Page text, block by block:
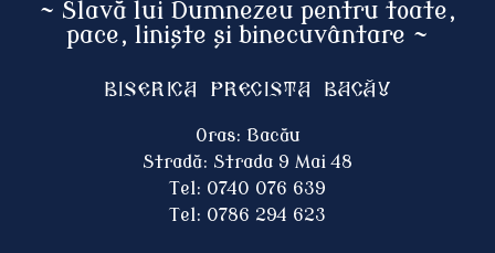
~ Slavă lui Dumnezeu pentru toate,
pace, liniște și binecuvântare ~
Biserica Precista BACĂU
Oras: Bacău
Stradă: Strada 9 Mai 48
Tel: 0740 076 639
Tel: 0786 294 623